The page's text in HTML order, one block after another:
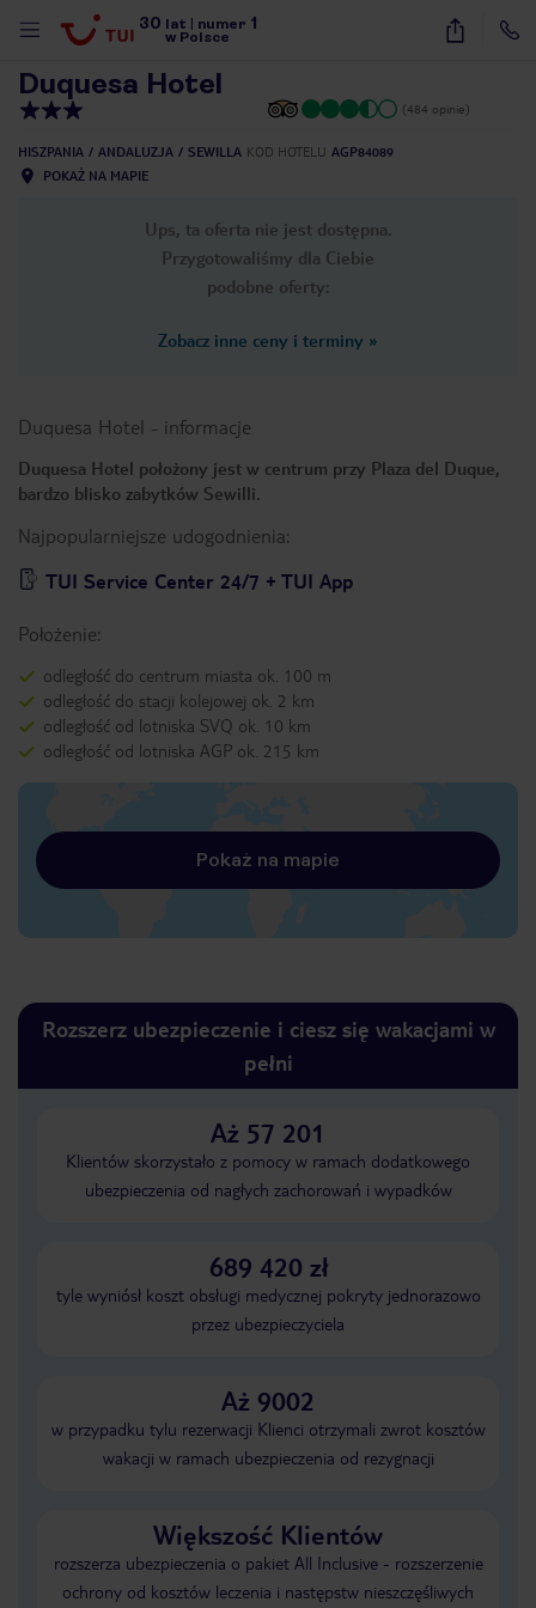
30 lat numer 1
w Polsce
15
Duquesa Hotel
(484 opinie)
HISZPANIA ANDALUZJA SEWILLA KOD HOTELU AGP84089
POKAŻ NA MAPIE
Ups, ta oferta nie jest dostępna.
Przygotowaliśmy dla Ciebie
podobne oferty:
Zobacz inne ceny i terminy »
Duquesa Hotel - informacje
Duquesa Hotel położony jest w centrum przy Plaza del Duque,
bardzo blisko zabytków Sewilli.
Najpopularniejsze udogodnienia:
TUI Service Center 24/7 + TUI App
Położenie:
odległość do centrum miasta ok. 100 m
odległość do stacji kolejowej ok. 2 km
odległość od lotniska SVQ ok. 10 km
odległość od lotniska AGP ok. 215 km
Pokaż na mapie
Rozszerz ubezpieczenie i ciesz się wakacjami w
pełni
Aż 57 201
Klientów skorzystało z pomocy w ramach dodatkowego
ubezpieczenia od nagłych zachorowań i wypadków
689 420 zł
tyle wyniósł koszt obsługi medycznej pokryty jednorazowo
przez ubezpieczyciela
Aż 9002
w przypadku tylu rezerwacji Klienci otrzymali zwrot kosztów
wakacji w ramach ubezpieczenia od rezygnacji
Większość Klientów
rozszerza ubezpieczenia o pakiet All Inclusive - rozszerzenie
ochrony od kosztów leczenia i następstw nieszczęśliwych